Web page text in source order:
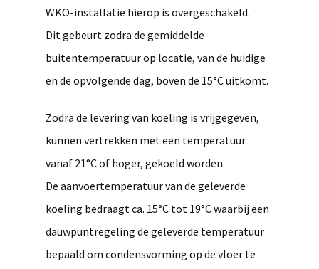
WKO-installatie hierop is overgeschakeld.
Dit gebeurt zodra de gemiddelde
buitentemperatuur op locatie, van de huidige
en de opvolgende dag, boven de 15°C uitkomt.
Zodra de levering van koeling is vrijgegeven,
kunnen vertrekken met een temperatuur
vanaf 21°C of hoger, gekoeld worden.
De aanvoertemperatuur van de geleverde
koeling bedraagt ca. 15°C tot 19°C waarbij een
dauwpuntregeling de geleverde temperatuur
bepaald om condensvorming op de vloer te